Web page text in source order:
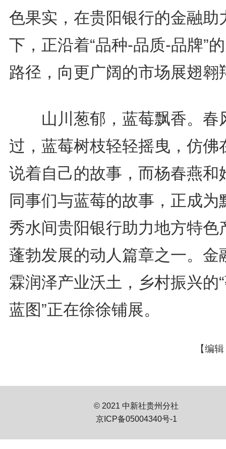
色果实，在贵阳银行的金融助
下，正沿着“品种-品质-品牌”
路径，向更广阔的市场展翅翱
山川葱郁，蓝莓飘香。春
过，蓝莓树枝轻轻摇曳，仿佛
说着自己的故事，而杨春燕和
同事们与蓝莓的故事，正成为
秀水间贵阳银行助力地方特色
蓬勃发展的动人篇章之一。金
霖润泽产业沃土，乡村振兴的
蓝图”正在徐徐铺展。
【编
© 2021 中新社贵州分社
京ICP备05004340号-1